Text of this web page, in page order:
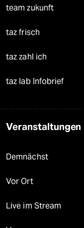
team zukunft
taz frisch
taz zahl ich
taz lab Infobrief
Veranstaltungen
Demnächst
Vor Ort
Live im Stream